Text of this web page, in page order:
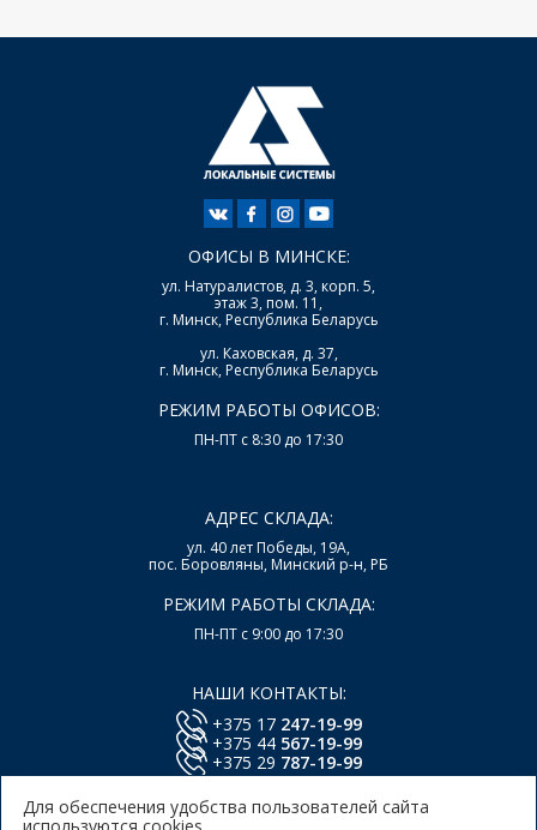
ОФИСЫ В МИНСКЕ:
ул. Натуралистов, д. 3, корп. 5,
этаж 3, пом. 11,
г. Минск, Республика Беларусь
ул. Каховская, д. 37,
г. Минск, Республика Беларусь
РЕЖИМ РАБОТЫ ОФИСОВ:
ПН-ПТ с 8:30 до 17:30
АДРЕС СКЛАДА:
ул. 40 лет Победы, 19А,
пос. Боровляны, Минский р-н, РБ
РЕЖИМ РАБОТЫ СКЛАДА:
ПН-ПТ с 9:00 до 17:30
НАШИ КОНТАКТЫ:
+375 17 247-19-99
+375 44 567-19-99
+375 29 787-19-99
Для обеспечения удобства пользователей сайта